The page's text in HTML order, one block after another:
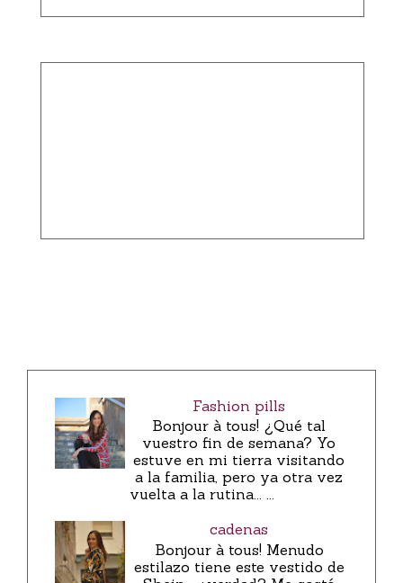
Fashion pills
Bonjour à tous! ¿Qué tal
vuestro fin de semana? Yo
estuve en mi tierra visitando
a la familia, pero ya otra vez
vuelta a la rutina... ...
cadenas
Bonjour à tous! Menudo
estilazo tiene este vestido de